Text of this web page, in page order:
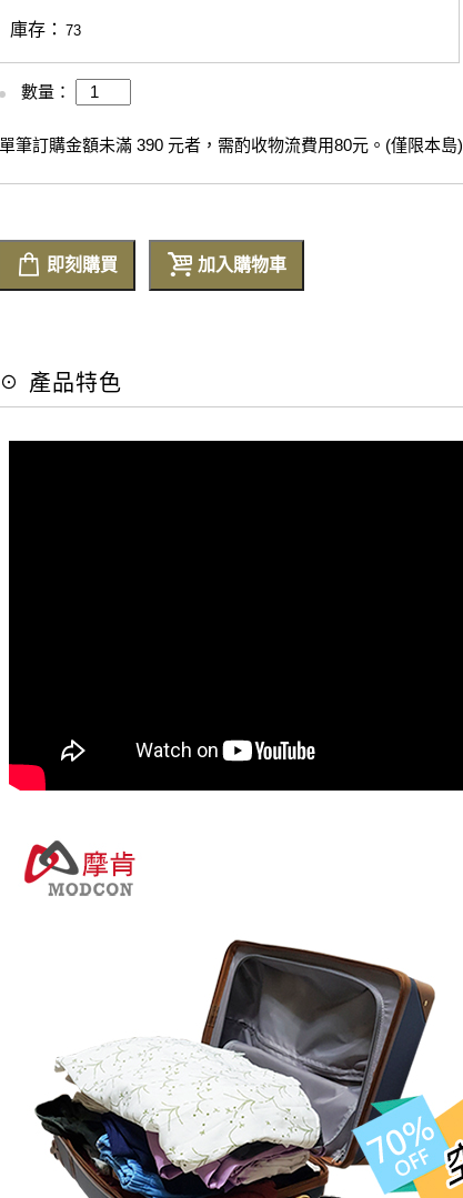
庫存： 73
數量：
單筆訂購金額未滿 390 元者，需酌收物流費用80元。(僅限本島)
即刻購買 加入購物車
☉ 產品特色